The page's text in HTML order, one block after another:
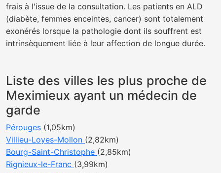
frais à l'issue de la consultation. Les patients en ALD
(diabète, femmes enceintes, cancer) sont totalement
exonérés lorsque la pathologie dont ils souffrent est
intrinsèquement liée à leur affection de longue durée.
Liste des villes les plus proche de
Meximieux ayant un médecin de
garde
Pérouges (1,05km)
Villieu-Loyes-Mollon (2,82km)
Bourg-Saint-Christophe (2,85km)
Rignieux-le-Franc (3,99km)